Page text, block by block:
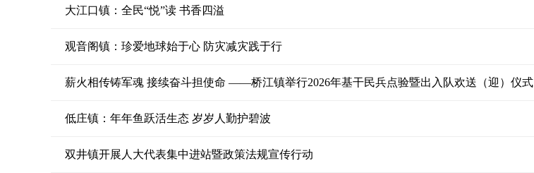
大江口镇：全民“悦”读 书香四溢
观音阁镇：珍爱地球始于心 防灾减灾践于行
薪火相传铸军魂 接续奋斗担使命 ——桥江镇举行2026年基干民兵点验暨出入队欢送（迎）仪式
低庄镇：年年鱼跃活生态 岁岁人勤护碧波
双井镇开展人大代表集中进站暨政策法规宣传行动